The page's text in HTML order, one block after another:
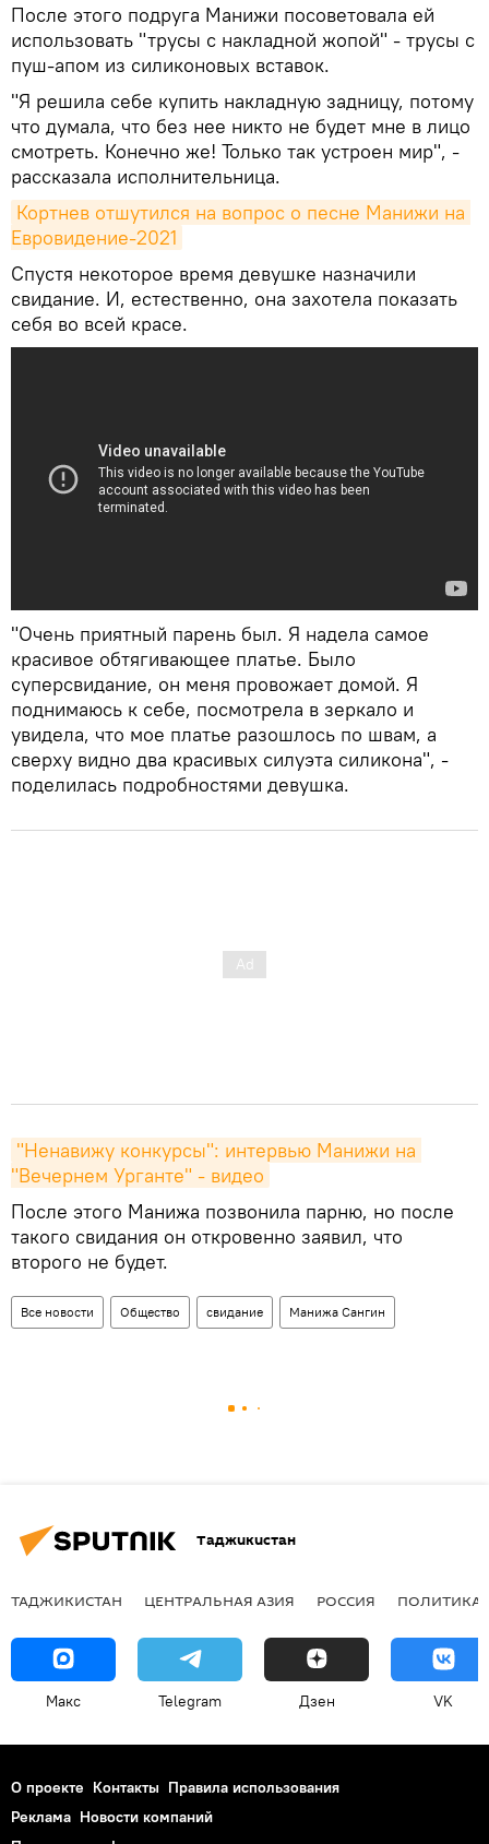
После этого подруга Манижи посоветовала ей
использовать "трусы с накладной жопой" - трусы с
пуш-апом из силиконовых вставок.
"Я решила себе купить накладную задницу, потому
что думала, что без нее никто не будет мне в лицо
смотреть. Конечно же! Только так устроен мир", -
рассказала исполнительница.
Кортнев отшутился на вопрос о песне Манижи на
Евровидение-2021
Спустя некоторое время девушке назначили
свидание. И, естественно, она захотела показать
себя во всей красе.
"Очень приятный парень был. Я надела самое
красивое обтягивающее платье. Было
суперсвидание, он меня провожает домой. Я
поднимаюсь к себе, посмотрела в зеркало и
увидела, что мое платье разошлось по швам, а
сверху видно два красивых силуэта силикона", -
поделилась подробностями девушка.
"Ненавижу конкурсы": интервью Манижи на
"Вечернем Урганте" - видео
После этого Манижа позвонила парню, но после
такого свидания он откровенно заявил, что
второго не будет.
Все новости Общество свидание Манижа Сангин
Таджикистан
ТАДЖИКИСТАН ЦЕНТРАЛЬНАЯ АЗИЯ РОССИЯ ПОЛИТИКА
Макс Telegram Дзен VK
О проекте Контакты Правила использования
Реклама Новости компаний